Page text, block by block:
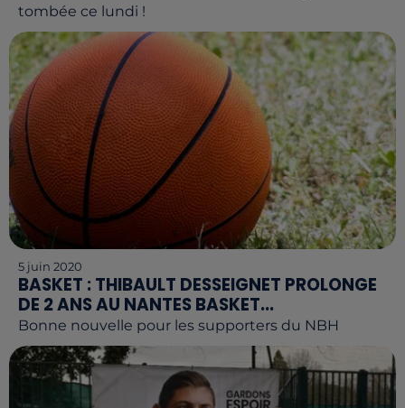
tombée ce lundi !
5 juin 2020
BASKET : THIBAULT DESSEIGNET PROLONGE
DE 2 ANS AU NANTES BASKET...
Bonne nouvelle pour les supporters du NBH